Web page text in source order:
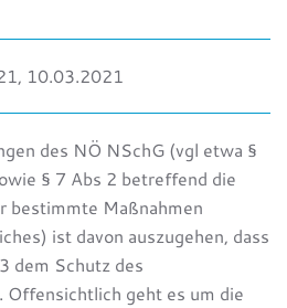
10.03.2021
des NÖ NSchG (vgl etwa §
§ 7 Abs 2 betreffend die
bestimmte Maßnahmen
ist davon auszugehen, dass
dem Schutz des
Offensichtlich geht es um die